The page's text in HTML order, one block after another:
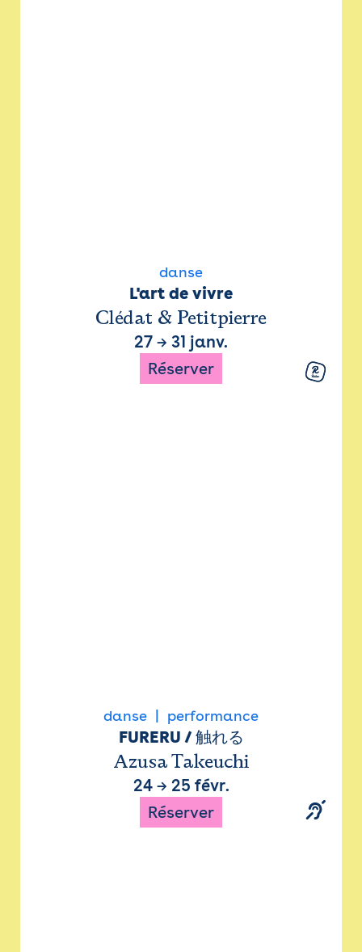
danse
L'art de vivre
Clédat & Petitpierre
27 → 31 janv.
Réserver
danse performance
FURERU / 触れる
Azusa Takeuchi
24→ 25 févr.
Réserver